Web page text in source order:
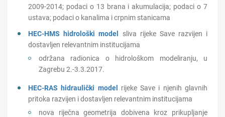
2009-2014; podaci o 13 brana i akumulacija; podaci o 7
ustava; podaci o kanalima i crpnim stanicama
HEC-HMS hidrološki model
sliva rijeke Save razvijen i
dostavljen relevantnim institucijama
održana radionica o hidrološkom modeliranju, u
Zagrebu 2.-3.3.2017.
HEC-RAS hidraulički model
rijeke Save i njenih glavnih
pritoka razvijen i dostavljen relevantnim institucijama
nova riječna geometrija dobivena kroz prikupljanje